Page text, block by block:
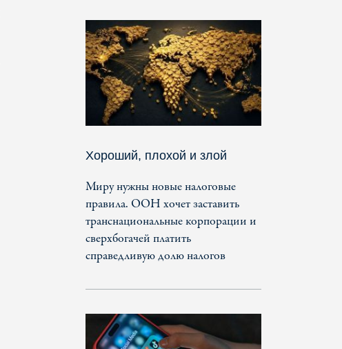
Хороший, плохой и злой
Миру нужны новые налоговые
правила. ООН хочет заставить
транснациональные корпорации и
сверхбогачей платить
справедливую долю налогов